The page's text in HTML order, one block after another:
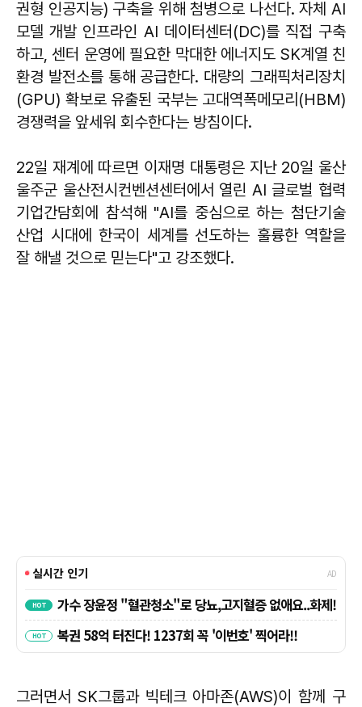
권형 인공지능) 구축을 위해 첨병으로 나선다. 자체 AI
모델 개발 인프라인 AI 데이터센터(DC)를 직접 구축
하고, 센터 운영에 필요한 막대한 에너지도 SK계열 친
환경 발전소를 통해 공급한다. 대량의 그래픽처리장치
(GPU) 확보로 유출된 국부는 고대역폭메모리(HBM)
경쟁력을 앞세워 회수한다는 방침이다.
22일 재계에 따르면 이재명 대통령은 지난 20일 울산
울주군 울산전시컨벤션센터에서 열린 AI 글로벌 협력
기업간담회에 참석해 "AI를 중심으로 하는 첨단기술
산업 시대에 한국이 세계를 선도하는 훌륭한 역할을
잘 해낼 것으로 믿는다"고 강조했다.
그러면서 SK그룹과 빅테크 아마존(AWS)이 함께 구